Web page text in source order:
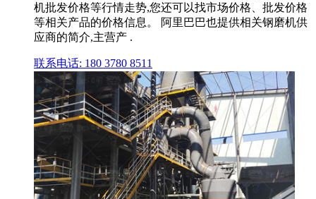
机批发价格等行情走势,您还可以找市场价格、批发价格
等相关产品的价格信息。 阿里巴巴也提供相关钢磨机供
应商的简介,主营产 .
联系电话: 180 3780 8511